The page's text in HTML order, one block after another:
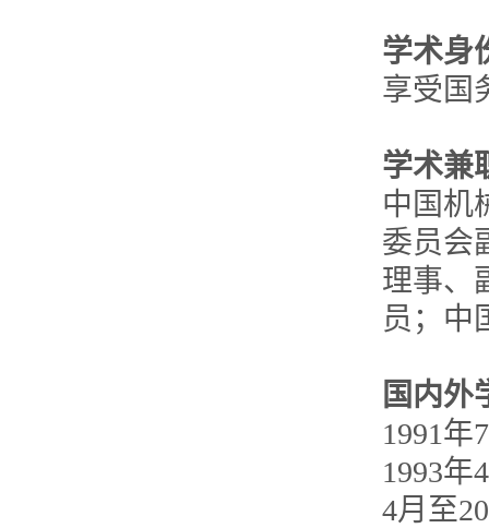
学术身
享受国
学术兼
中国机
委员会
理事、
员；中
国内外
1991
1993年
4月至